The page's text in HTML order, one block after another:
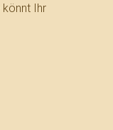
könnt Ihr